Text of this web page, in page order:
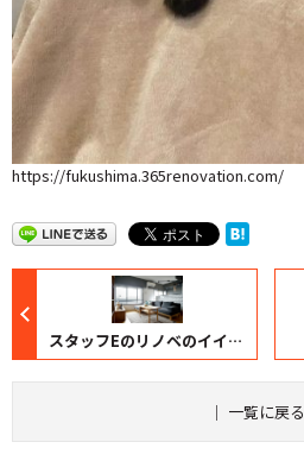
https://fukushima.365renovation.com/
スタッフEのリノベのイイ話 vol.11【郡山スタジオ】
｜ 一覧に戻る